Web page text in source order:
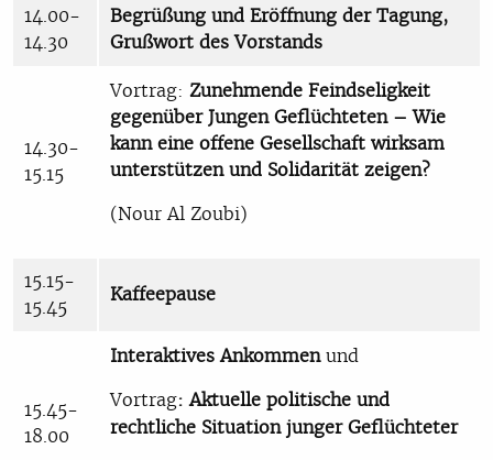
14.00-
14.30
Begrüßung und Eröffnung der Tagung,
Grußwort des Vorstands
14.30-
15.15
Vortrag: Zunehmende Feindseligkeit
gegenüber Jungen Geflüchteten – Wie
kann eine offene Gesellschaft wirksam
unterstützen und Solidarität zeigen?
(Nour Al Zoubi)
15.15-
15.45
Kaffeepause
15.45-
18.00
Interaktives Ankommenund
Vortrag: Aktuelle politische und
rechtliche Situation junger Geflüchteter